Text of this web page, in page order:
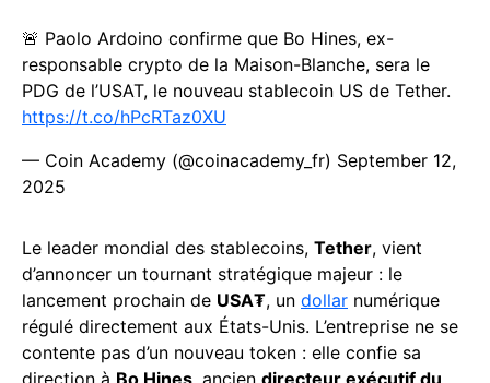
🚨 Paolo Ardoino confirme que Bo Hines, ex-
responsable crypto de la Maison-Blanche, sera le
PDG de l’USAT, le nouveau stablecoin US de Tether.
https://t.co/hPcRTaz0XU
— Coin Academy (@coinacademy_fr) September 12,
2025
Le leader mondial des stablecoins, Tether, vient
d’annoncer un tournant stratégique majeur : le
lancement prochain de USA₮, un dollar numérique
régulé directement aux États-Unis. L’entreprise ne se
contente pas d’un nouveau token : elle confie sa